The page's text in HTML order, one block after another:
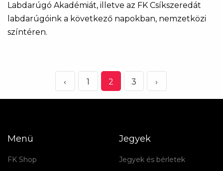
Labdarúgó Akadémiát, illetve az FK Csíkszeredát
labdarúgóink a következő napokban, nemzetközi
színtéren.
‹ 1 2 3 ›
Menü
FK Shop
Jegyek
Jegyek és bérletek